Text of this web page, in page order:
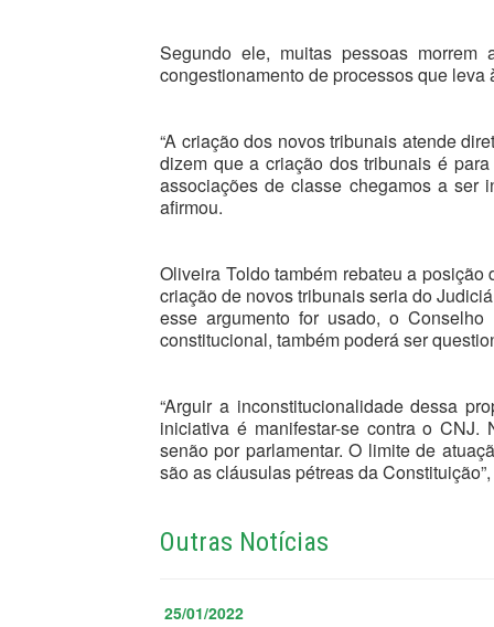
Segundo ele, muitas pessoas
congestionamento de processos que
“A criação dos novos tribunais atende
dizem que a criação dos tribunais é
associações de classe chegamos a ser
afirmou.
Oliveira Toldo também rebateu a
criação de novos tribunais seria do
esse argumento for usado, o
constitucional, também poderá ser
“Arguir a inconstitucionalidade dessa
iniciativa é manifestar-se contra o
senão por parlamentar. O limite de
são as cláusulas pétreas da
Outras Notícias
25/01/2022